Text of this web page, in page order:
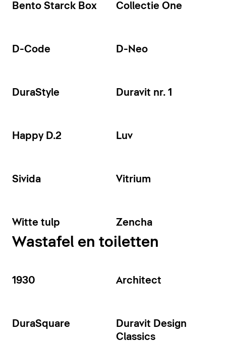
Bento Starck Box Collectie One
D-Code D-Neo
DuraStyle Duravit nr. 1
Happy D.2 Luv
Sivida Vitrium
Witte tulp Zencha
Wastafel en toiletten
1930 Architect
DuraSquare
Duravit Design
Classics